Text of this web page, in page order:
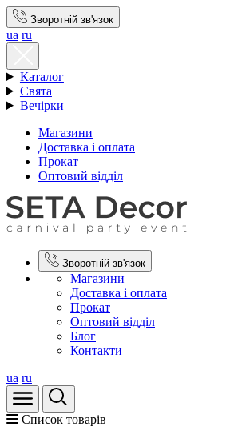
Зворотній зв'язок
ua ru
Каталог
Свята
Вечірки
Магазини
Доставка і оплата
Прокат
Оптовий відділ
Зворотній зв'язок
Магазини
Доставка і оплата
Прокат
Оптовий відділ
Блог
Контакти
ua ru
Список товарів